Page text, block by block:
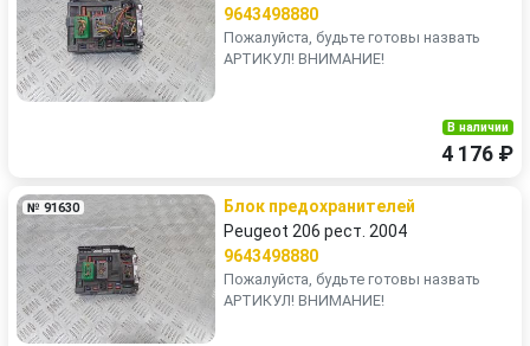
9643498880
Пожалуйста, будьте готовы назвать
АРТИКУЛ! ВНИМАНИЕ!
В наличии
4 176 ₽
№ 91630
Блок предохранителей
Peugeot 206 рест. 2004
9643498880
Пожалуйста, будьте готовы назвать
АРТИКУЛ! ВНИМАНИЕ!